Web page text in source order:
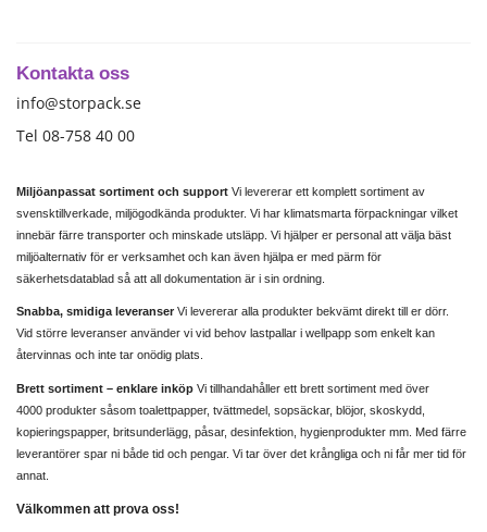
Kontakta oss
info@storpack.se
Tel 08-758 40 00
Miljöanpassat sortiment och support Vi levererar ett komplett sortiment av
svensktillverkade, miljögodkända produkter. Vi har klimatsmarta förpackningar vilket
innebär färre transporter och minskade utsläpp. Vi hjälper er personal att välja bäst
miljöalternativ för er verksamhet och kan även hjälpa er med pärm för
säkerhetsdatablad så att all dokumentation är i sin ordning.
Snabba, smidiga leveranser Vi levererar alla produkter bekvämt direkt till er dörr.
Vid större leveranser använder vi vid behov lastpallar i wellpapp som enkelt kan
återvinnas och inte tar onödig plats.
Brett sortiment – enklare inköp Vi tillhandahåller ett brett sortiment med över
4000 produkter såsom toalettpapper, tvättmedel, sopsäckar, blöjor, skoskydd,
kopieringspapper, britsunderlägg, påsar, desinfektion, hygienprodukter mm. Med färre
leverantörer spar ni både tid och pengar. Vi tar över det krångliga och ni får mer tid för
annat.
Välkommen att prova oss!